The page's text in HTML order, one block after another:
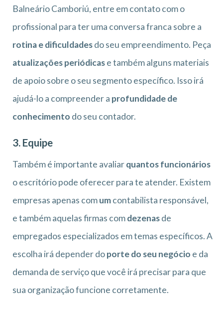
Balneário Camboriú, entre em contato com o
profissional para ter uma conversa franca sobre a
rotina e dificuldadesdo seu empreendimento. Peça
atualizações periódicase também alguns materiais
de apoio sobre o seu segmento específico. Isso irá
ajudá-lo a compreender a profundidade de
conhecimento do seu contador.
3. Equipe
Também é importante avaliarquantos funcionários
o escritório pode oferecer para te atender. Existem
empresas apenas comumcontabilista responsável,
e também aquelas firmas comdezenasde
empregados especializados em temas específicos. A
escolha irá depender doporte do seu negócio e da
demanda de serviço que você irá precisar para que
sua organização funcione corretamente.